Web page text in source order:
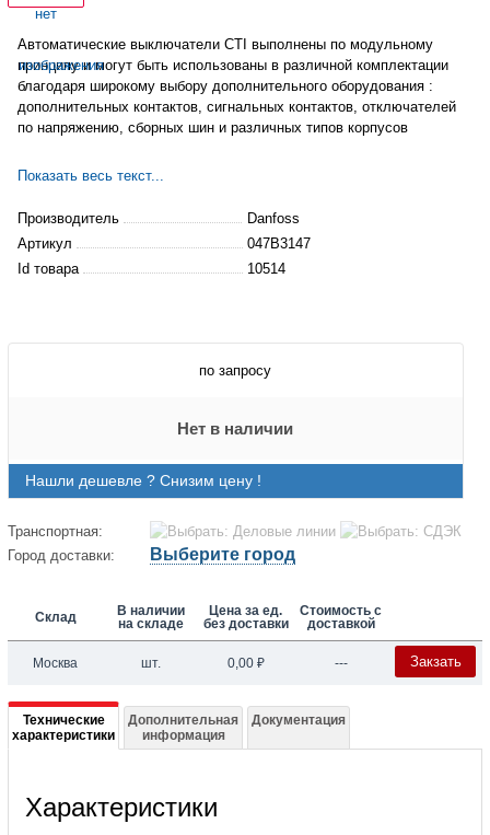
Автоматические выключатели CTI выполнены по модульному
принципу и могут быть использованы в различной комплектации
благодаряширокому выбору дополнительного оборудования :
дополнительных контактов, сигнальных контактов, отключателей
по напряжению, сборных шин и различных типов корпусов
Показать весь текст...
Производитель
Danfoss
Артикул
047B3147
Id товара
10514
по запросу
Нет в наличии
Нашли дешевле ? Снизим цену !
Транспортная:
Город доставки:
Выберите город
Склад
В наличии
на складе
Цена за ед.
без доставки
Стоимость с
доставкой
Москва шт. 0,00 ₽ --- Закзать
Подробная
информация
047B3147
Технические
характеристики
Дополнительная
информация
Документация
Характеристики